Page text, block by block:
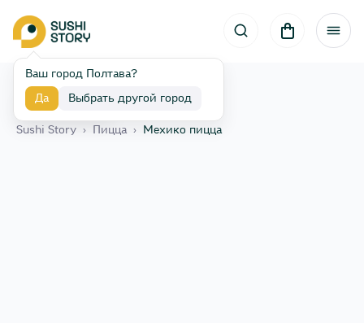
Ваш город Полтава?
Да Выбрать другой город
Назад
Sushi Story › Пицца › Мехико пицца